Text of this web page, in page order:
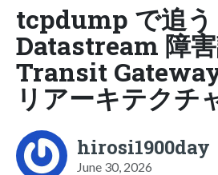
tcpdump で追う
Datastream 障
Transit
リアーキテクチ
hirosi1900day
June 30, 2026